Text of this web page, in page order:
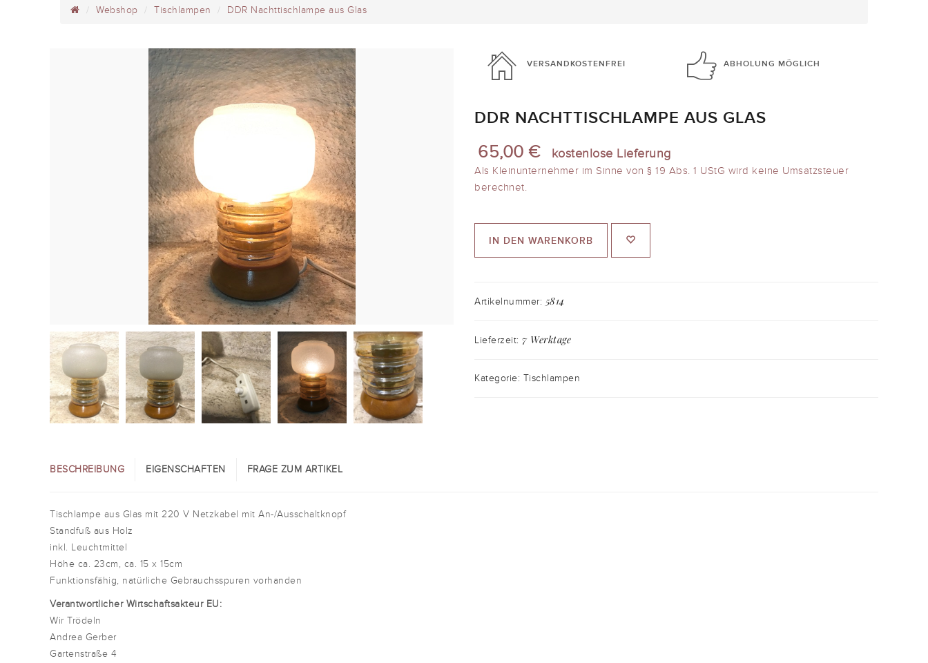
Webshop Tischlampen DDR Nachttischlampe aus Glas
VERSANDKOSTENFREI ABHOLUNG MÖGLICH
DDR NACHTTISCHLAMPE AUS GLAS
65,00 € kostenlose Lieferung
Als Kleinunternehmer im Sinne von § 19 Abs. 1 UStG wird keine Umsatzsteuer
berechnet.
IN DEN WARENKORB
Artikelnummer: 5814
Lieferzeit: 7 Werktage
Kategorie: Tischlampen
BESCHREIBUNG EIGENSCHAFTEN FRAGE ZUM ARTIKEL
Tischlampe aus Glas mit 220 V Netzkabel mit An-/Ausschaltknopf
Standfuß aus Holz
inkl. Leuchtmittel
Höhe ca. 23cm, ca. 15 x 15cm
Funktionsfähig, natürliche Gebrauchsspuren vorhanden
Verantwortlicher Wirtschaftsakteur EU:
Wir Trödeln
Andrea Gerber
Gartenstraße 4